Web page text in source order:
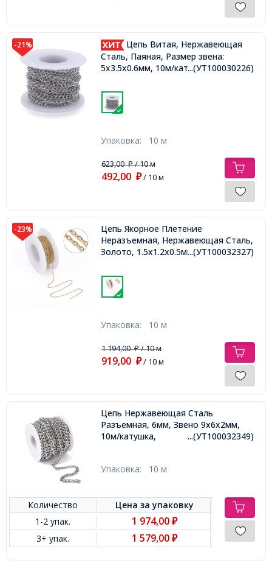
-21%
Цепь Витая, Нержавеющая
Сталь, Паяная, Размер звена:
5х3.5х0.6мм, 10м/катушка,...(УТ100030226)
Упаковка: 10 м
623,00₽/ 10 м
492,00 ₽/ 10 м
-23%
Цепь Якорное Плетение
Неразъемная, Нержавеющая Сталь,
Золото, 1.5x1.2x0.5мм, 10м/катушка,
...(УТ100032327)
Упаковка: 10 м
1 194,00₽/ 10 м
919,00 ₽/ 10 м
Цепь Нержавеющая Сталь
Разъемная, 6мм, Звено 9х6х2мм,
10м/катушка,
...(УТ100032349)
Упаковка: 10 м
Количество Цена заупаковку
1-2 упак.
1 974,00₽
3+ упак. 1 579,00₽